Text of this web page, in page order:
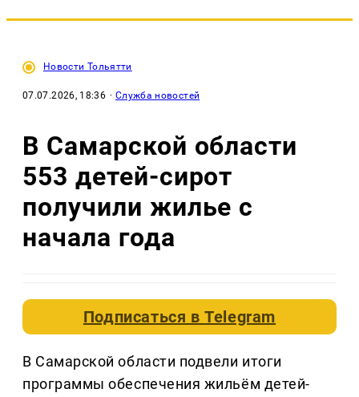
Новости Тольятти
07.07.2026, 18:36 · Служба новостей
В Самарской области
553 детей-сирот
получили жилье с
начала года
Подписаться вTelegram
В Самарской области подвели итоги
программы обеспечения жильём детей-